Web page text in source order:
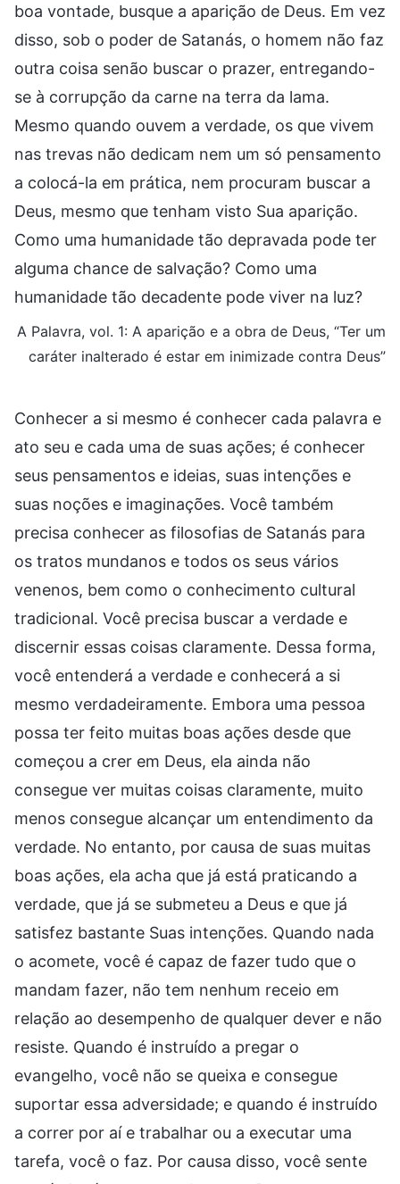
boa vontade, busque a aparição de Deus. Em vez
disso, sob o poder de Satanás, o homem não faz
outra coisa senão buscar o prazer, entregando-
se à corrupção da carne na terra da lama.
Mesmo quando ouvem a verdade, os que vivem
nas trevas não dedicam nem um só pensamento
a colocá-la em prática, nem procuram buscar a
Deus, mesmo que tenham visto Sua aparição.
Como uma humanidade tão depravada pode ter
alguma chance de salvação? Como uma
humanidade tão decadente pode viver na luz?
A Palavra, vol. 1: A aparição e a obra de Deus, “Ter um
caráter inalterado é estar em inimizade contra Deus”
Conhecer a si mesmo é conhecer cada palavra e
ato seu e cada uma de suas ações; é conhecer
seus pensamentos e ideias, suas intenções e
suas noções e imaginações. Você também
precisa conhecer as filosofias de Satanás para
os tratos mundanos e todos os seus vários
venenos, bem como o conhecimento cultural
tradicional. Você precisa buscar a verdade e
discernir essas coisas claramente. Dessa forma,
você entenderá a verdade e conhecerá a si
mesmo verdadeiramente. Embora uma pessoa
possa ter feito muitas boas ações desde que
começou a crer em Deus, ela ainda não
consegue ver muitas coisas claramente, muito
menos consegue alcançar um entendimento da
verdade. No entanto, por causa de suas muitas
boas ações, ela acha que já está praticando a
verdade, que já se submeteu a Deus e que já
satisfez bastante Suas intenções. Quando nada
o acomete, você é capaz de fazer tudo que o
mandam fazer, não tem nenhum receio em
relação ao desempenho de qualquer dever e não
resiste. Quando é instruído a pregar o
evangelho, você não se queixa e consegue
suportar essa adversidade; e quando é instruído
a correr por aí e trabalhar ou a executar uma
tarefa, você o faz. Por causa disso, você sente